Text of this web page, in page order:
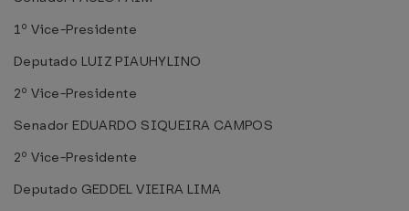
1º Vice-Presidente
Deputado LUIZ PIAUHYLINO
2º Vice-Presidente
Senador EDUARDO SIQUEIRA CAMPOS
2º Vice-Presidente
Deputado GEDDEL VIEIRA LIMA